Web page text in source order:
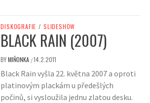
DISKOGRAFIE / SLIDESHOW
BLACK RAIN (2007)
BYMIŇONKA /14.2.2011
Black Rain vyšla 22. května 2007 a oproti
platinovým plackám u předešlých
počinů, si vysloužila jednu zlatou desku.